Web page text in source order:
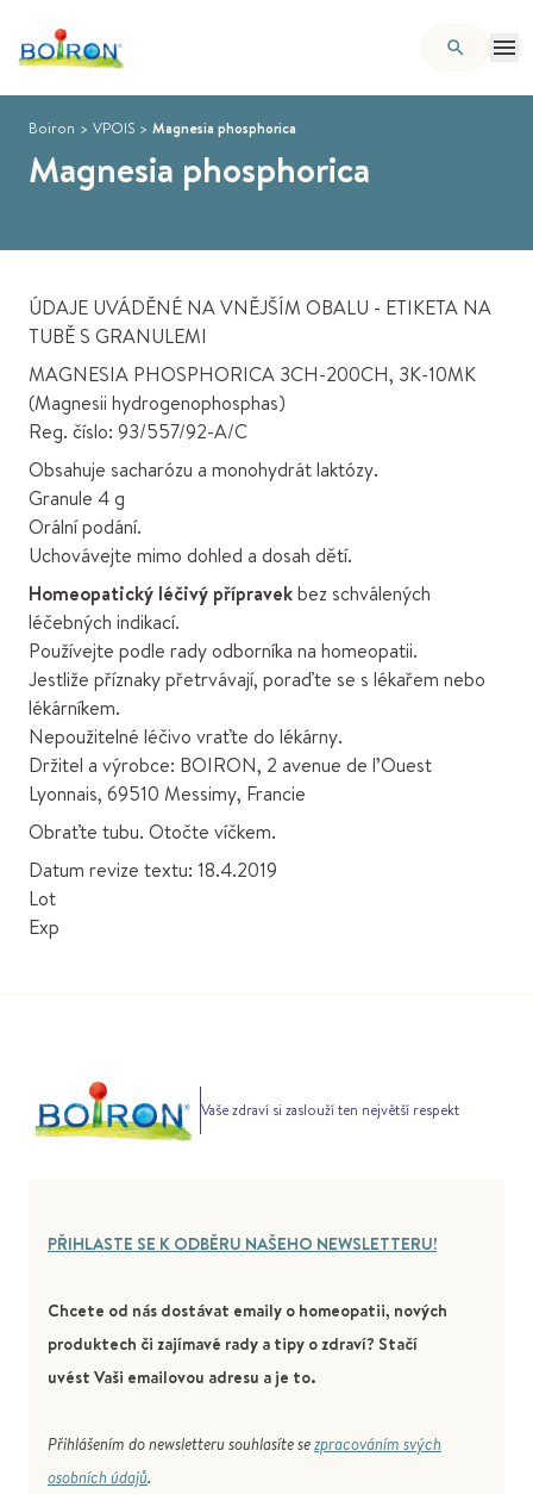
Boiron > VPOIS > Magnesia phosphorica
Magnesia phosphorica
ÚDAJE UVÁDĚNÉ NA VNĚJŠÍM OBALU - ETIKETA NA
TUBĚ S GRANULEMI
MAGNESIA PHOSPHORICA 3CH-200CH, 3K-10MK
(Magnesii hydrogenophosphas)
Reg. číslo: 93/557/92-A/C
Obsahuje sacharózu a monohydrát laktózy.
Granule 4 g
Orální podání.
Uchovávejte mimo dohled a dosah dětí.
Homeopatický léčivý přípravekbez schválených
léčebných indikací.
Používejte podle rady odborníka na homeopatii.
Jestliže příznaky přetrvávají, poraďte se s lékařem nebo
lékárníkem.
Nepoužitelné léčivo vraťte do lékárny.
Držitel a výrobce: BOIRON, 2 avenue de l’Ouest
Lyonnais, 69510 Messimy, Francie
Obraťte tubu. Otočte víčkem.
Datum revize textu: 18.4.2019
Lot
Exp
Vaše zdraví si zaslouží ten největší respekt
PŘIHLASTE SE K ODBĚRU NAŠEHO NEWSLETTERU!
Chcete od nás dostávat emaily o homeopatii, nových
produktech či zajímavé rady a tipy o zdraví? Stačí
uvést Vaši emailovou adresu a je to.
Přihlášením do newsletteru souhlasíte sezpracováním svých
osobních údajů.